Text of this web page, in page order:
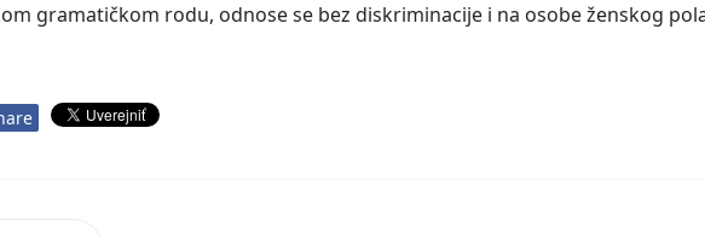
gramatičkom rodu, odnose se bez diskriminacije i na osobe ženskog